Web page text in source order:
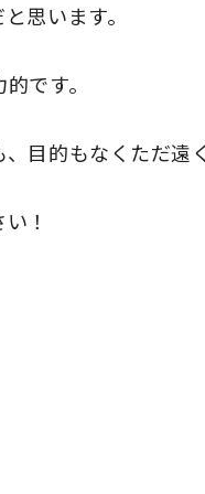
思います。
です。
目的もなくただ遠
！